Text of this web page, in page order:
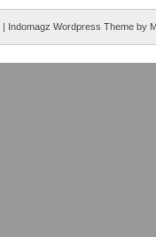
Indomagz Wordpress Theme by
|